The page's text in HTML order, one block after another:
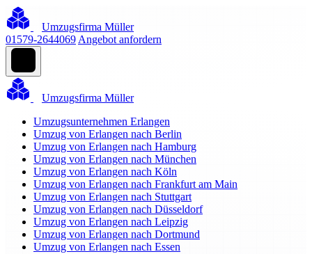
Umzugsfirma Müller
01579-2644069 Angebot anfordern
Umzugsfirma Müller
Umzugsunternehmen Erlangen
Umzug von Erlangen nach Berlin
Umzug von Erlangen nach Hamburg
Umzug von Erlangen nach München
Umzug von Erlangen nach Köln
Umzug von Erlangen nach Frankfurt am Main
Umzug von Erlangen nach Stuttgart
Umzug von Erlangen nach Düsseldorf
Umzug von Erlangen nach Leipzig
Umzug von Erlangen nach Dortmund
Umzug von Erlangen nach Essen